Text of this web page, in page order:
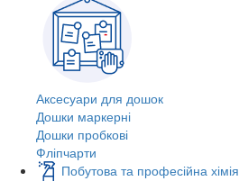
Аксесуари для дошок
Дошки маркерні
Дошки пробкові
Фліпчарти
Побутова та професійна хімія